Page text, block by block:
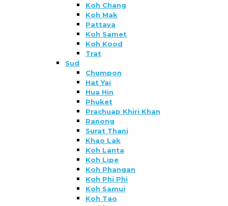
Koh Chang
Koh Mak
Pattaya
Koh Samet
Koh Kood
Trat
Sud
Chumpon
Hat Yai
Hua Hin
Phuket
Prachuap Khiri Khan
Ranong
Surat Thani
Khao Lak
Koh Lanta
Koh Lipe
Koh Phangan
Koh Phi Phi
Koh Samui
Koh Tao